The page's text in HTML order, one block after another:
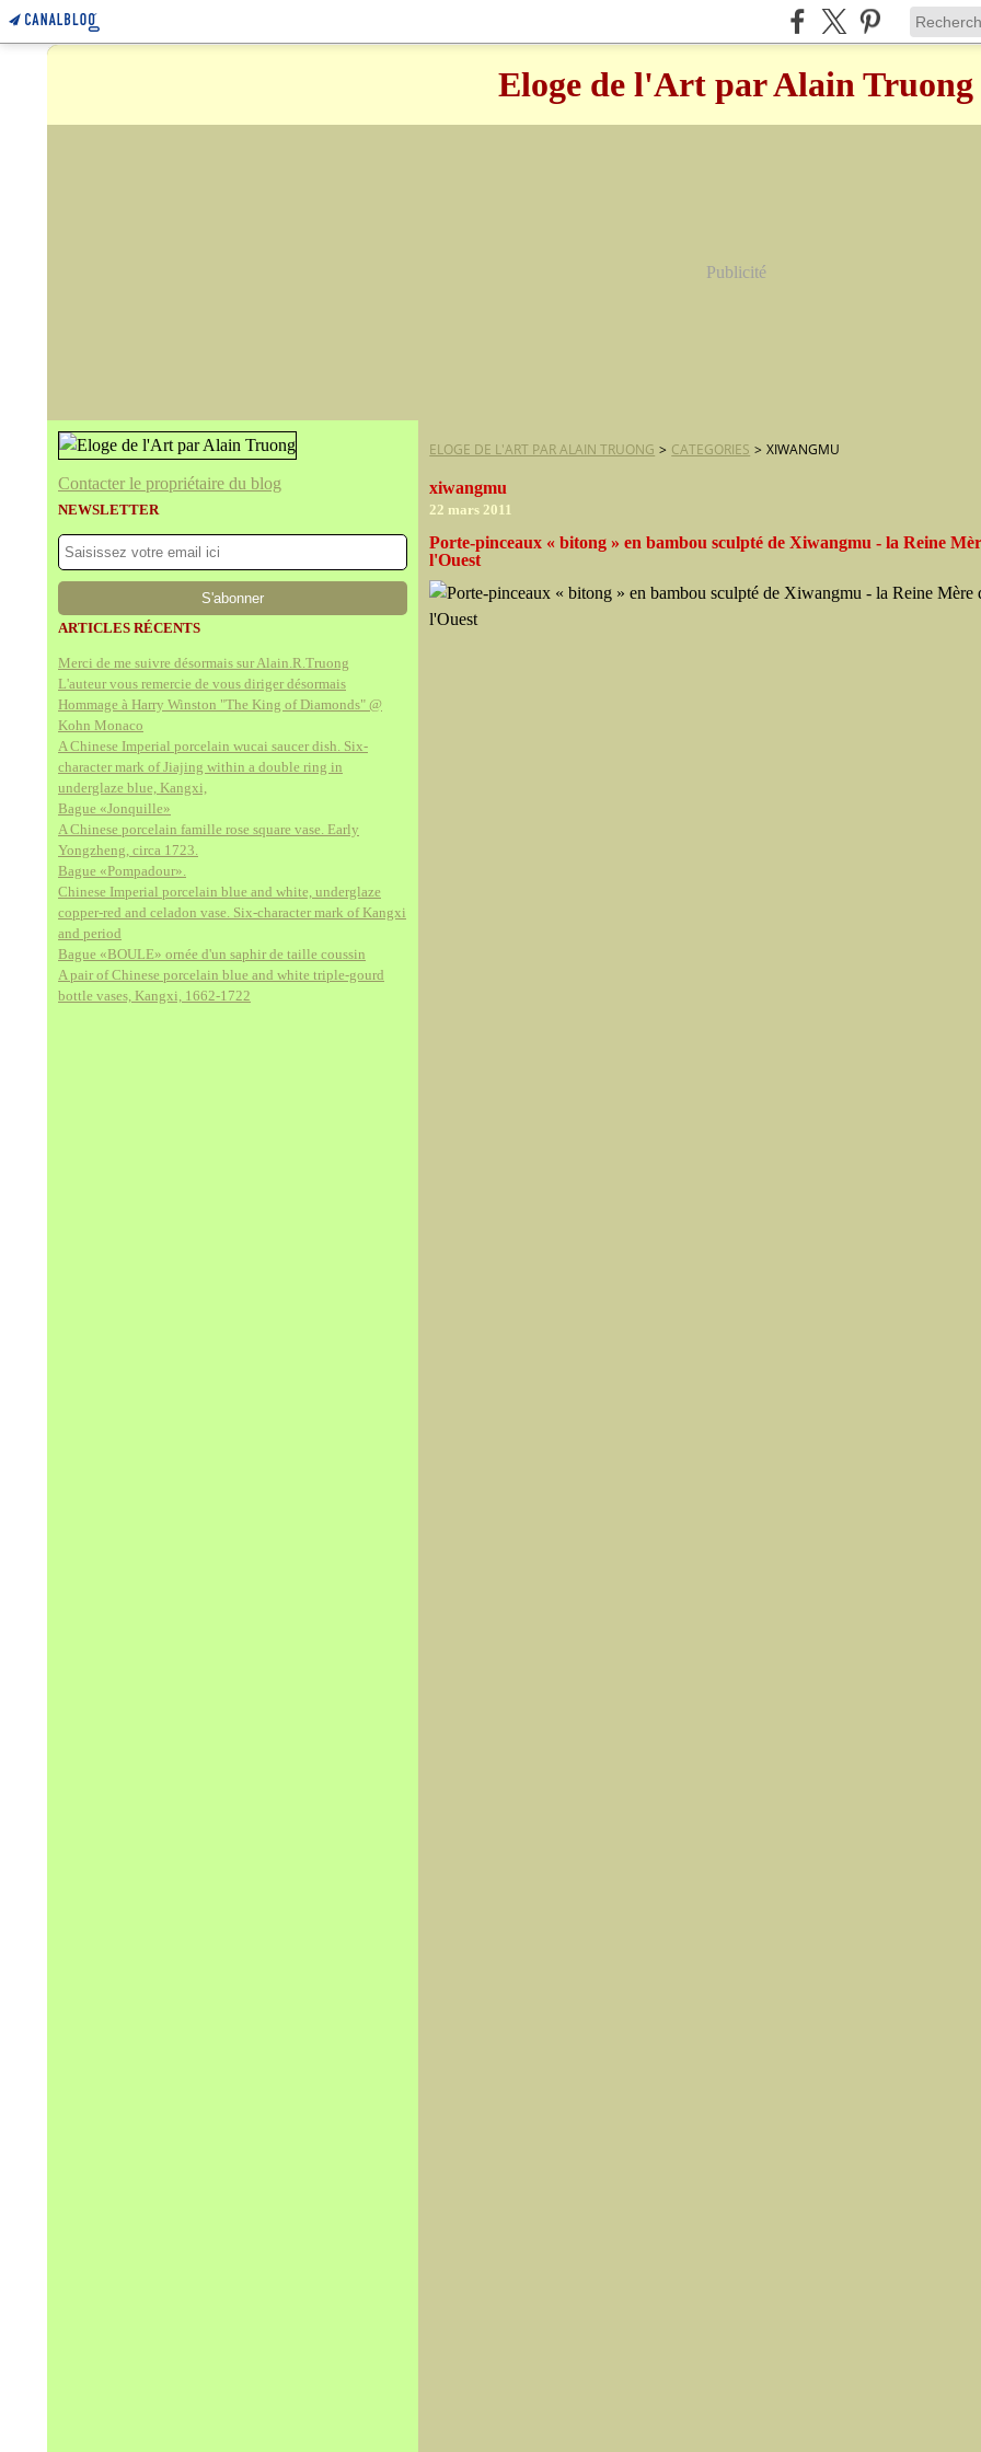
Eloge de l'Art par Alain Truong
Publicité
Contacter le propriétaire du blog
NEWSLETTER
ARTICLES RÉCENTS
Merci de me suivre désormais sur Alain.R.Truong
L'auteur vous remercie de vous diriger désormais
Hommage à Harry Winston "The King of Diamonds" @
Kohn Monaco
A Chinese Imperial porcelain wucai saucer dish. Six-
character mark of Jiajing within a double ring in
underglaze blue, Kangxi,
Bague «Jonquille»
A Chinese porcelain famille rose square vase. Early
Yongzheng, circa 1723.
Bague «Pompadour».
Chinese Imperial porcelain blue and white, underglaze
copper-red and celadon vase. Six-character mark of Kangxi
and period
Bague «BOULE» ornée d'un saphir de taille coussin
A pair of Chinese porcelain blue and white triple-gourd
bottle vases, Kangxi, 1662-1722
ELOGE DE L'ART PAR ALAIN TRUONG > CATEGORIES > XIWANGMU
xiwangmu
22 mars 2011
Porte-pinceaux « bitong » en bambou sculpté de Xiwangmu - la Reine
l'Ouest